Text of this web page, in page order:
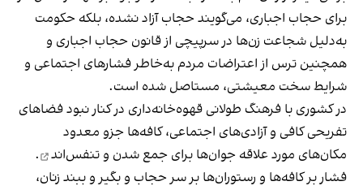
برای حجاب اجباری، می‌گویند حجاب آزاد نشده، بلکه حکومت
به‌دلیل شجاعت زن‌ها در سرپیچی از قانون حجاب اجباری و
همچنین ترس از اعتراضات مردم به‌خاطر فشارهای اجتماعی و
شرایط سخت معیشتی، مستاصل شده است.
در کشوری با فرهنگ طولانی قهوه‌‌خانه‌داری در کنار نبود فضاهای
تفریحی کافی و آزادی‌های اجتماعی، کافه‌ها جزو معدود
مکان‌های مورد علاقه جوان‌ها برای جمع شدن و تنفس‌اند
.
فشار بر کافه‌ها و رستوران‌ها بر سر حجاب و بگیر و ببند زنان،